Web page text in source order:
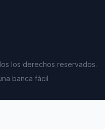
los derechos reservados.
banca fácil